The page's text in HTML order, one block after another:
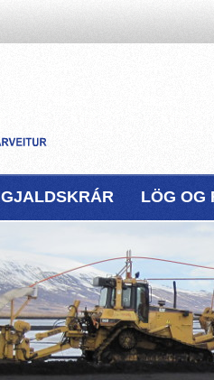
GJALDSKRÁR LÖG OG